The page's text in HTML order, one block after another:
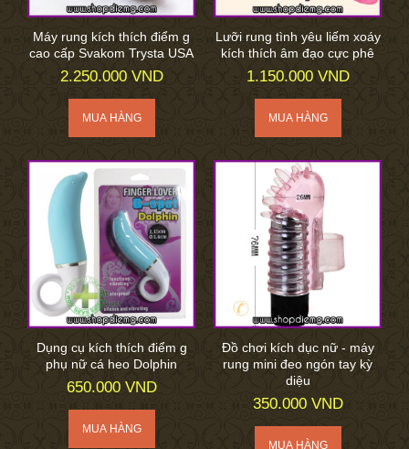
Máy rung kích thích điểm g
cao cấp Svakom Trysta USA
2.250.000 VND
Lưỡi rung tình yêu liếm xoáy
kích thích âm đạo cực phê
1.150.000 VND
Dụng cụ kích thích điểm g
phụ nữ cá heo Dolphin
650.000 VND
Đồ chơi kích dục nữ - máy
rung mini đeo ngón tay kỳ
diệu
350.000 VND